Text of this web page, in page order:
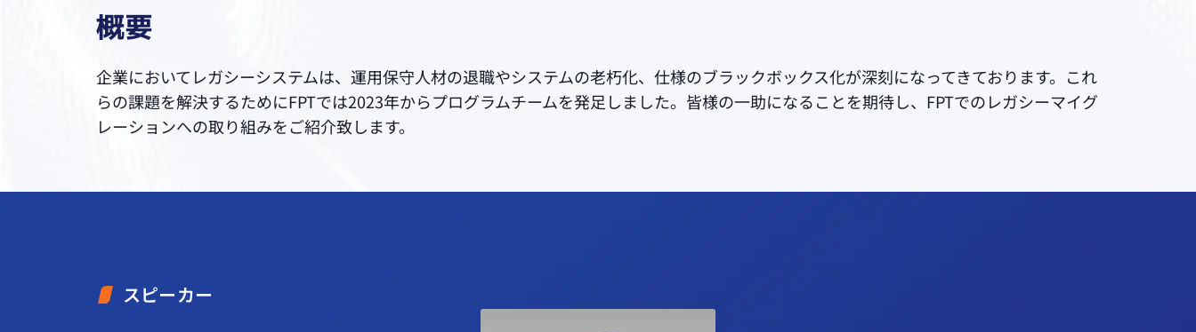
概要
企業においてレガシーシステムは、運用保守人材の退職やシステムの老朽化、仕様のブラックボックス化が深刻になってきております。これ
らの課題を解決するためにFPTでは2023年からプログラムチームを発足しました。皆様の一助になることを期待し、FPTでのレガシーマイグ
レーションへの取り組みをご紹介致します。
スピーカー